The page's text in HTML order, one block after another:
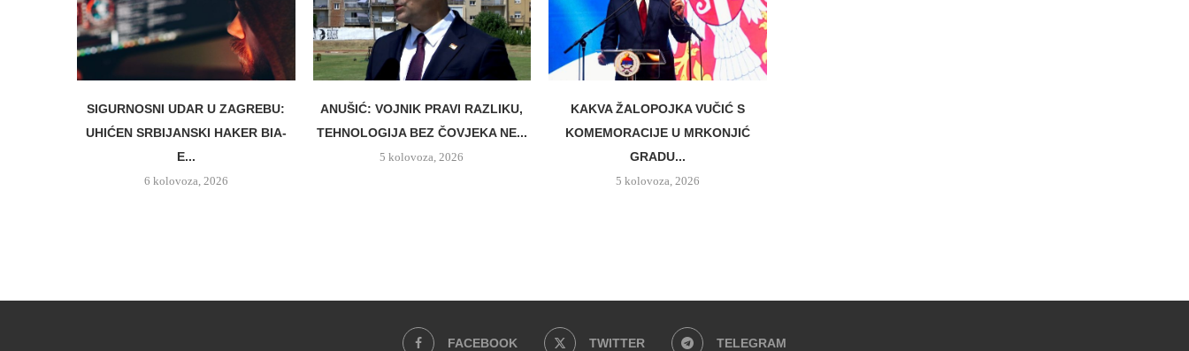
SIGURNOSNI UDAR U ZAGREBU:
UHIĆEN SRBIJANSKI HAKER BIA-
E...
6 kolovoza, 2026
ANUŠIĆ: VOJNIK PRAVI RAZLIKU,
TEHNOLOGIJA BEZ ČOVJEKA NE...
5 kolovoza, 2026
KAKVA ŽALOPOJKA VUČIĆ S
KOMEMORACIJE U MRKONJIĆ
GRADU...
5 kolovoza, 2026
FACEBOOK TWITTER TELEGRAM